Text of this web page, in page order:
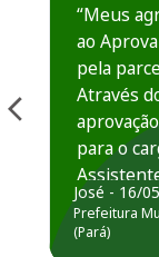
“Meus
ao
pela
Através
para o
estou
Prefeitura
José - 16/
Prefeitura
(Pará)